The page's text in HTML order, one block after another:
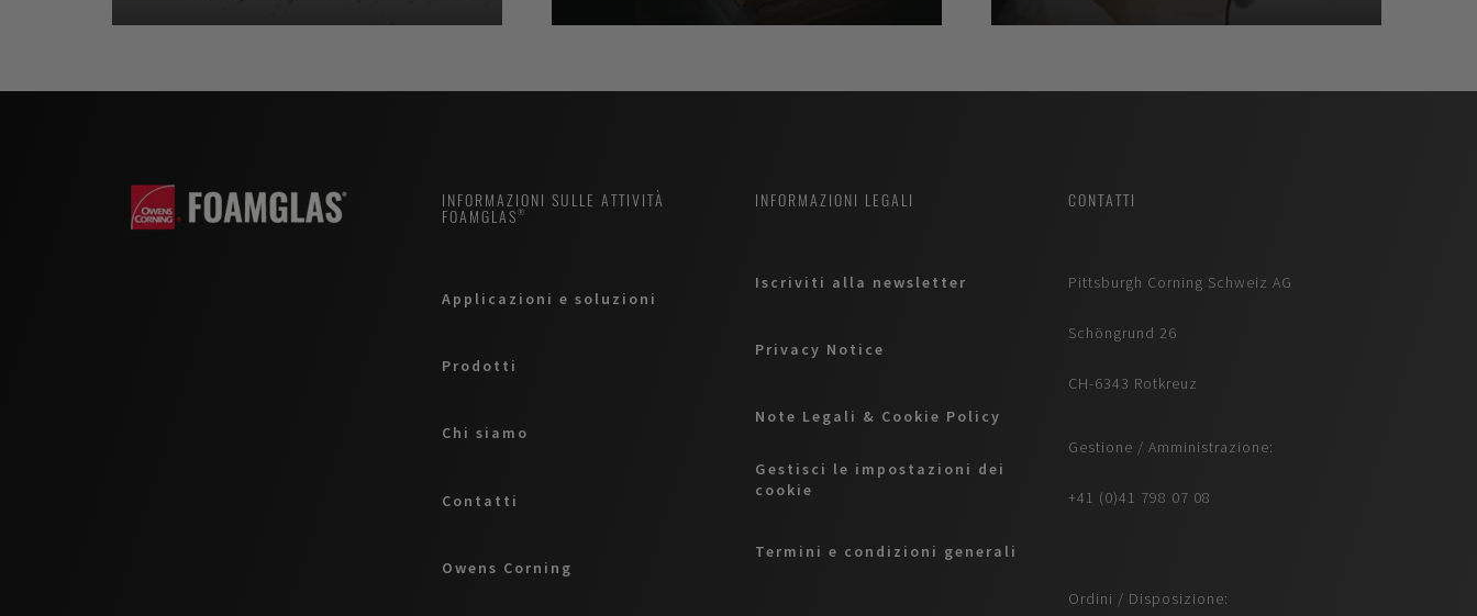
INFORMAZIONI SULLE ATTIVITÀ
FOAMGLAS®
Applicazioni e soluzioni
Prodotti
Chi siamo
Contatti
Owens Corning
INFORMAZIONI LEGALI
Iscriviti alla newsletter
Privacy Notice
Note Legali & Cookie Policy
Gestisci le impostazioni dei
cookie
Termini e condizioni generali
CONTATTI
Pittsburgh Corning Schweiz AG
Schöngrund 26
CH-6343 Rotkreuz
Gestione / Amministrazione:
+41 (0)41 798 07 08
Ordini / Disposizione: